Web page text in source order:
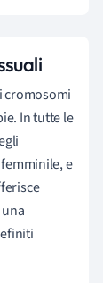
cromosomi
In tutte le
e